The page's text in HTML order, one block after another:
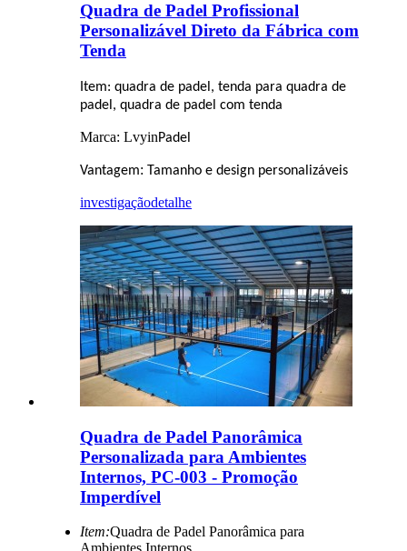
Quadra de Padel Profissional
Personalizável Direto da Fábrica com
Tenda
Item: quadra de padel, tenda para quadra de
padel, quadra de padel com tenda
Marca: LvyinPadel
Vantagem: Tamanho e design personalizáveis
investigaçãodetalhe
Quadra de Padel Panorâmica
Personalizada para Ambientes
Internos, PC-003 - Promoção
Imperdível
Item:Quadra de Padel Panorâmica para